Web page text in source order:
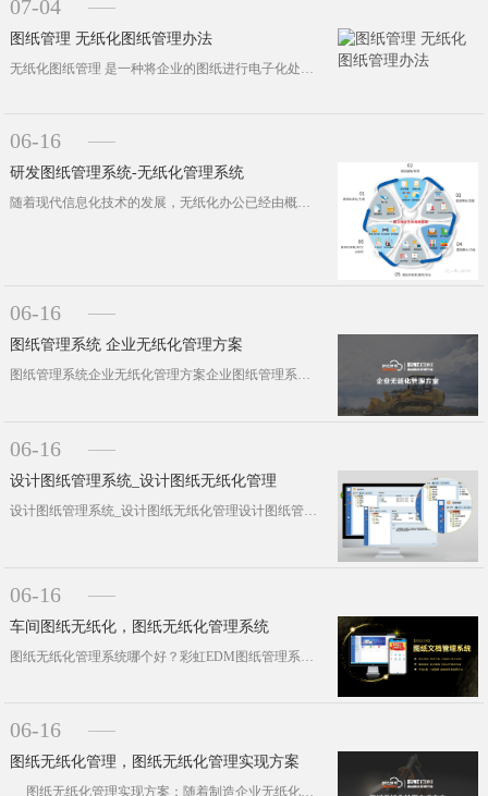
07-04
图纸管理 无纸化图纸管理办法
无纸化图纸管理 是一种将企业的图纸进行电子化处理，便于存储、查看、共享和管理的方式。以下是无纸化图纸管理的一些办法：···
06-16
研发图纸管理系统-无纸化管理系统
随着现代信息化技术的发展，无纸化办公已经由概念逐渐应用到多个行业领域中，通过无纸化应用，能够实现企业的各种工作过程规范与数据积···
06-16
图纸管理系统 企业无纸化管理方案
图纸管理系统企业无纸化管理方案企业图纸管理系统哪个好？彩虹图纸管理系统，是一款基于对图纸、文件等电子档资料的安全管理、版本变更···
06-16
设计图纸管理系统_设计图纸无纸化管理
06-16
车间图纸无纸化，图纸无纸化管理系统
图纸无纸化管理系统哪个好？彩虹EDM图纸管理系统实现 图纸文档的电子化、标准化、规范化、系统化管理，无论是管理方面···
06-16
图纸无纸化管理，图纸无纸化管理实现方案